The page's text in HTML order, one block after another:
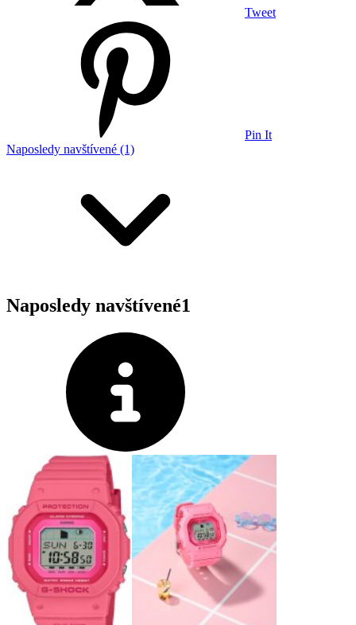
Tweet
Pin It
Naposledy navštívené (1)
Naposledy navštívené1